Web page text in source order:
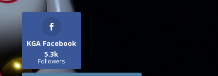
KGA Facebook
5.3k
Followers